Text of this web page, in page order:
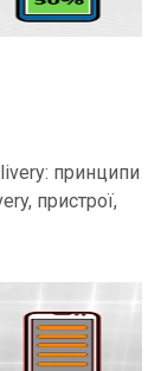
принципи
пристрої,